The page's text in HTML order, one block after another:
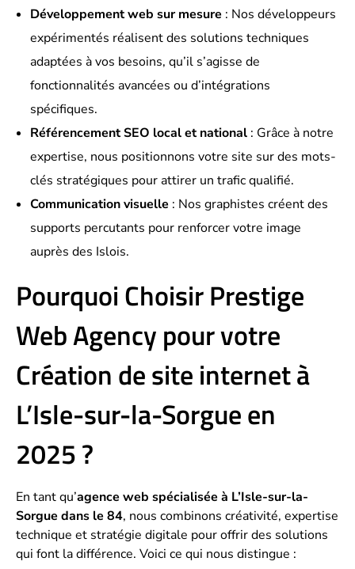
Développement web sur mesure : Nos développeurs
expérimentés réalisent des solutions techniques
adaptées à vos besoins, qu’il s’agisse de
fonctionnalités avancées ou d’intégrations
spécifiques.
Référencement SEO local et national: Grâce à notre
expertise, nous positionnons votre site sur des mots-
clés stratégiques pour attirer un trafic qualifié.
Communication visuelle : Nos graphistes créent des
supports percutants pour renforcer votre image
auprès des Islois.
Pourquoi Choisir Prestige
Web Agency pour votre
Création de site internet à
L’Isle-sur-la-Sorgue en
2025 ?
En tant qu’agence web spécialisée à L’Isle-sur-la-
Sorgue dans le 84, nous combinons créativité, expertise
technique et stratégie digitale pour offrir des solutions
qui font la différence. Voici ce qui nous distingue :